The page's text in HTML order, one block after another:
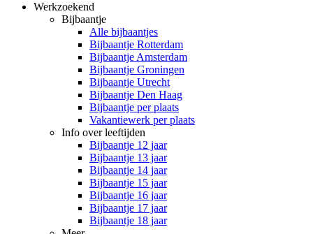
Werkzoekend
Bijbaantje
Alle bijbaantjes
Bijbaantje Rotterdam
Bijbaantje Amsterdam
Bijbaantje Groningen
Bijbaantje Utrecht
Bijbaantje Den Haag
Bijbaantje per plaats
Vakantiewerk per plaats
Info over leeftijden
Bijbaantje 12 jaar
Bijbaantje 13 jaar
Bijbaantje 14 jaar
Bijbaantje 15 jaar
Bijbaantje 16 jaar
Bijbaantje 17 jaar
Bijbaantje 18 jaar